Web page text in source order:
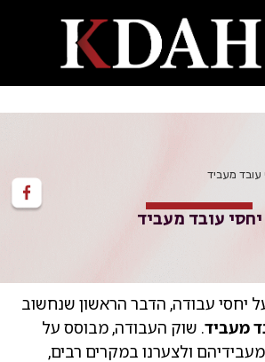
עובד מעביד
יחסי עובד מעביד
יחסי עבודה, הדבר הראשון שנחשוב
מעביד. שוק העבודה, מבוסס על
ולצערנו במקרים רבים,